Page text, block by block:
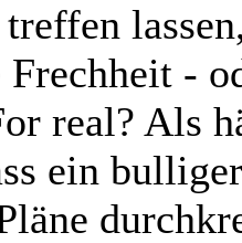
treffen
-
real? Als
ein